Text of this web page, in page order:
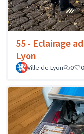
55 - Eclairage
Lyon
Ville de Lyon 0 0